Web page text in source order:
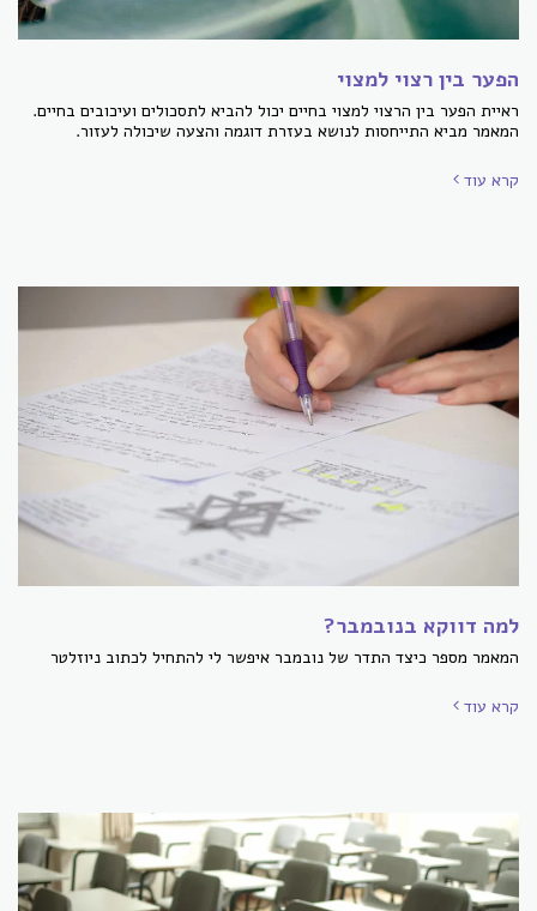
הפער בין רצוי למצוי
ראיית הפער בין הרצוי למצוי בחיים יכול להביא לתסכולים ועיכובים בחיים.
המאמר מביא התייחסות לנושא בעזרת דוגמה והצעה שיכולה לעזור.
קרא עוד
למה דווקא בנובמבר?
המאמר מספר כיצד התדר של נובמבר איפשר לי להתחיל לכתוב ניוזלטר
קרא עוד